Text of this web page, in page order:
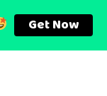
Get Now